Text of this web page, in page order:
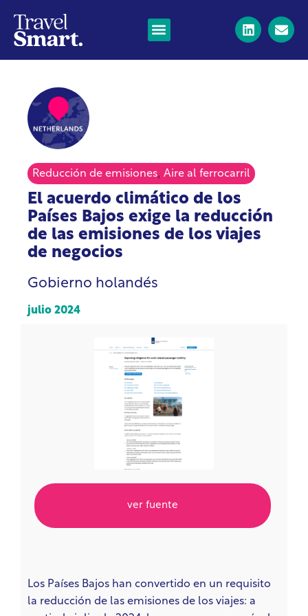
Reducción de emisiones, Aire al ferrocarril
El acuerdo climático de los
Países Bajos exige la reducción
de las emisiones de los viajes
de negocios
Gobierno holandés
julio 2024
ver fuente
Los Países Bajos han convertido en un requisito
la reducción de las emisiones de los viajes: a